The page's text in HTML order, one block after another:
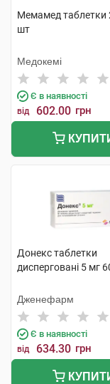
Мемамед таблетки
шт
Медокемі
Є в наявності
від 602.00 грн
Донекс таблетки
дисперговані 5 мг
Дженефарм
Є в наявності
від 634.30 грн